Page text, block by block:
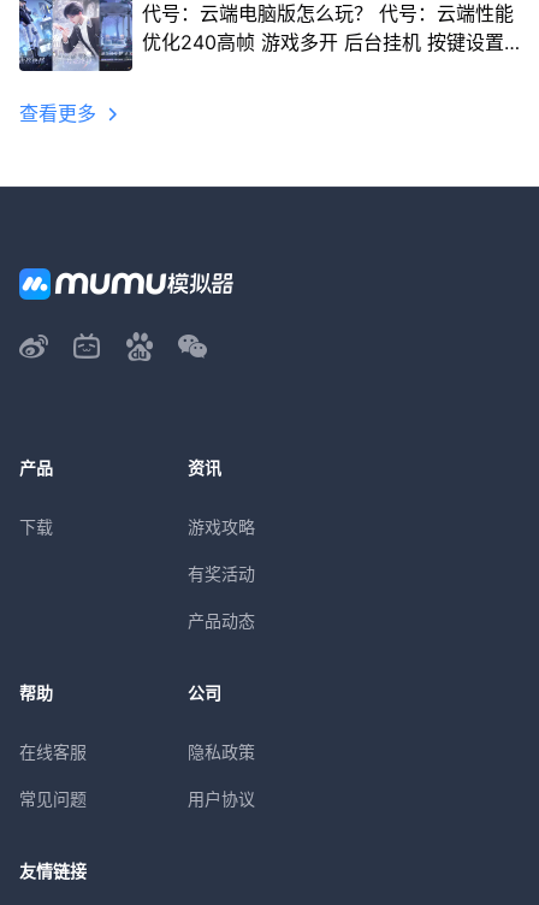
代号：云端电脑版怎么玩？ 代号：云端性能
优化240高帧 游戏多开 后台挂机 按键设置
查看更多
产品
下载
资讯
游戏攻略
有奖活动
产品动态
帮助
在线客服
常见问题
公司
隐私政策
用户协议
友情链接